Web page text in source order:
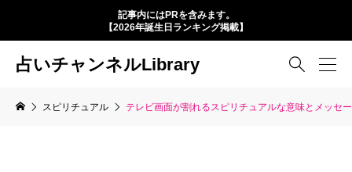
記事内にはPRを含みます。
【2026年誕生日ランキング掲載】
占いチャンネルLibrary 
スピリチュアル テレビ画面が割れるスピリチュアルな意味とメッセ